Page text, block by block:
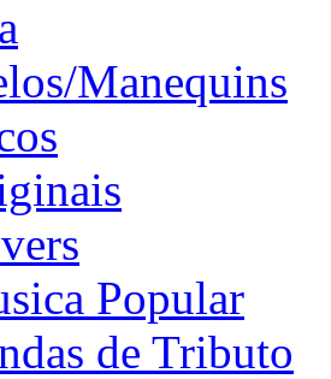
Manequins
Popular
de Tributo